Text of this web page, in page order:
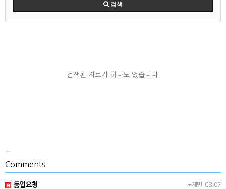
검색
검색된 자료가 하나도 없습니다.
+
Comments
노재민 08.07
등업요청